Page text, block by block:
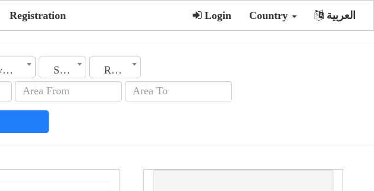
Registration Login Country العربية
Property Type Section Rooms No.